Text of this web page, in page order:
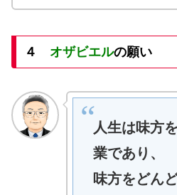
４ オザビエルの願い
人生は味方
業であり、
味方をどん